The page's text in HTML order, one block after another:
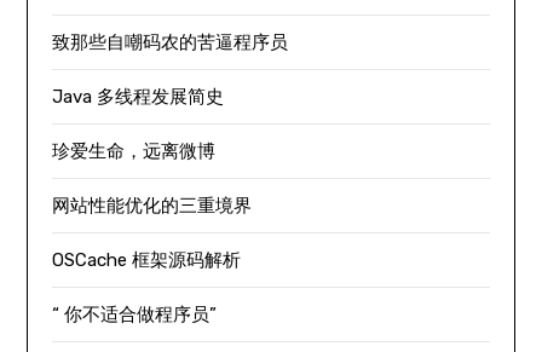
致那些自嘲码农的苦逼程序员
Java 多线程发展简史
珍爱生命，远离微博
网站性能优化的三重境界
OSCache 框架源码解析
“ 你不适合做程序员”